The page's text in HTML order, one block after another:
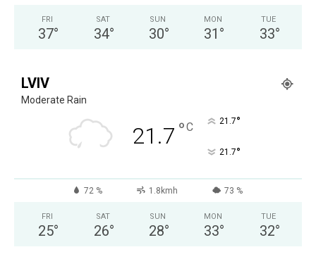
FRI
37°
SAT
34°
SUN
30°
MON
31 °
TUE
33°
LVIV
Moderate Rain
21.7 °C 21.7°
21.7°
72 % 1.8kmh 73 %
FRI
25°
SAT
26°
SUN
28°
MON
33°
TUE
32°